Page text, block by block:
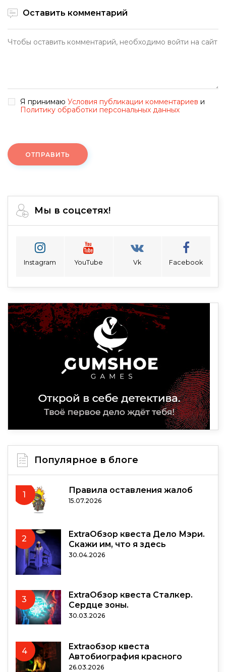
Оставить комментарий
Я принимаю Условия публикации комментариев и
Политику обработки персональных данных
ОТПРАВИТЬ
Мы в соцсетях!
Instagram YouTube Vk Facebook
Популярное в блоге
1 Правила оставления жалоб
15.07.2026
2
ExtraОбзор квеста Дело Мэри.
Скажи им, что я здесь
30.04.2026
3
ExtraОбзор квеста Сталкер.
Сердце зоны.
30.03.2026
4
Extraобзор квеста
Автобиография красного
26.03.2026